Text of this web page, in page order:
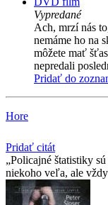
Vypredané
Ach, mrzí nás
nemáme ho na
môžete mať
nepredali
Pridať do
Hore
Pridať citát
Policajné štatistiky
niekoho veľa, ale